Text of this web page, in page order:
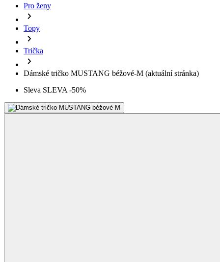
Topy
Trička
Dámské tričko MUSTANG béžové-M
Sleva SLEVA -50%